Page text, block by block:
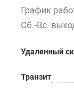
График
Сб.-Вс.
Удаленный
Транзит